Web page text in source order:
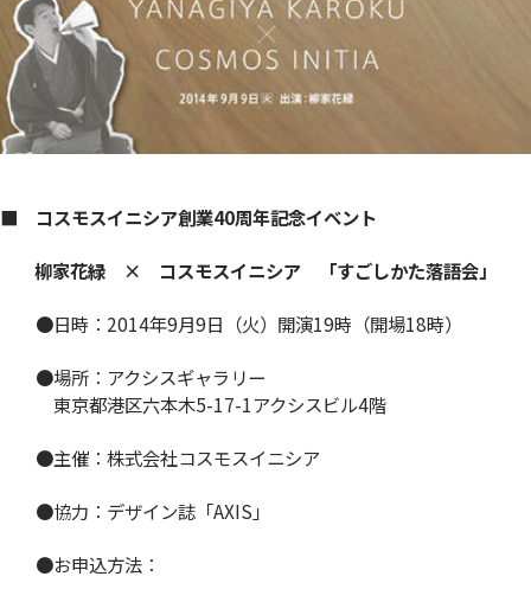
■ コスモスイニシア創業40周年記念イベント
柳家花緑 × コスモスイニシア 「すごしかた落語会」
●日時：2014年9月9日（火）開演19時（開場18時）
●場所：アクシスギャラリー
東京都港区六本木5-17-1アクシスビル4階
●主催：株式会社コスモスイニシア
●協力：デザイン誌「AXIS」
●お申込方法：